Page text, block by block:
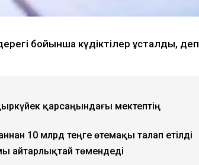
бойынша күдіктілер ұсталды, деп
қарсаңындағы мектептің
10 млрд теңге өтемақы талап етілді
айтарлықтай төмендеді